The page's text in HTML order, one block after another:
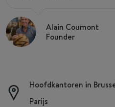
Alain Coumont
Founder
Hoofdkantoren in
Parijs